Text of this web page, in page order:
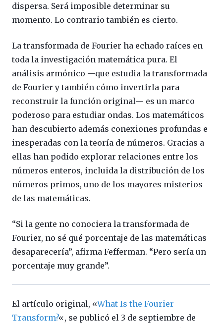
dispersa. Será imposible determinar su
momento. Lo contrario también es cierto.
La transformada de Fourier ha echado raíces en
toda la investigación matemática pura. El
análisis armónico —que estudia la transformada
de Fourier y también cómo invertirla para
reconstruir la función original— es un marco
poderoso para estudiar ondas. Los matemáticos
han descubierto además conexiones profundas e
inesperadas con la teoría de números. Gracias a
ellas han podido explorar relaciones entre los
números enteros, incluida la distribución de los
números primos, uno de los mayores misterios
de las matemáticas.
“Si la gente no conociera la transformada de
Fourier, no sé qué porcentaje de las matemáticas
desaparecería”, afirma Fefferman. “Pero sería un
porcentaje muy grande”.
El artículo original, «What Is the Fourier
Transform?«, se publicó el 3 de septiembre de